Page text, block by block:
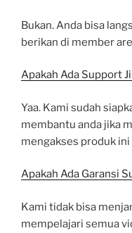
Bukan. Anda bisa
berikan di member
Apakah Ada Support
Yaa. Kami sudah
membantu anda jika
mengakses produk ini
Apakah Ada Garansi
Kami tidak bisa
mempelajari semua